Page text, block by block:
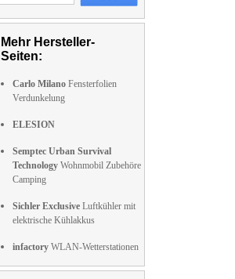
Mehr Hersteller-
Seiten:
Carlo Milano Fensterfolien
Verdunkelung
ELESION
Semptec Urban Survival
Technology Wohnmobil Zubehöre
Camping
Sichler Exclusive Luftkühler mit
elektrische Kühlakkus
infactory WLAN-Wetterstationen